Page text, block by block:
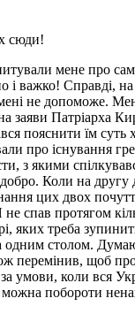
сюди!
мене про
і важко! Справді,
не допоможе.
заяви Патріарха
пояснити їм суть
про існування
з якими
Коли на другу
цих двох
спав протягом
яких треба
столом.
перемінив, щоб
умови, коли вся
можна побороти